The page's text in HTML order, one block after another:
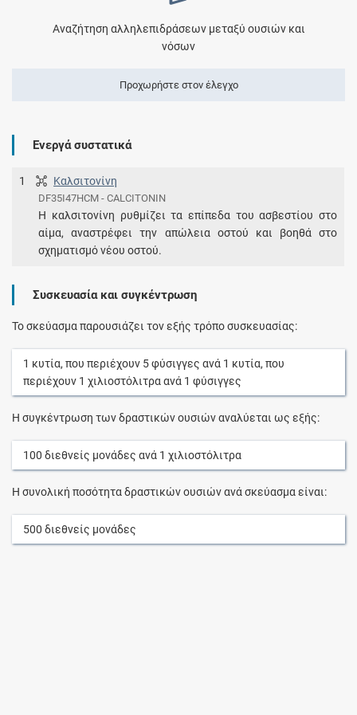
Αναζήτηση αλληλεπιδράσεων μεταξύ ουσιών και
νόσων
Προχωρήστε στον έλεγχο
Ενεργά συστατικά
1 Καλσιτονίνη
DF35I47HCM - CALCITONIN
Η καλσιτονίνη ρυθμίζει τα επίπεδα του ασβεστίου στο
αίμα, αναστρέφει την απώλεια οστού και βοηθά στο
σχηματισμό νέου οστού.
Συσκευασία και συγκέντρωση
Το σκεύασμα παρουσιάζει τον εξής τρόπο συσκευασίας:
1 κυτία, που περιέχουν 5φύσιγγες ανά 1 κυτία, που
περιέχουν 1 χιλιοστόλιτραανά 1 φύσιγγες
Η συγκέντρωση των δραστικών ουσιών αναλύεται ως εξής:
100 διεθνείς μονάδες ανά 1 χιλιοστόλιτρα
Η συνολική ποσότητα δραστικών ουσιών ανά σκεύασμα είναι:
500 διεθνείς μονάδες